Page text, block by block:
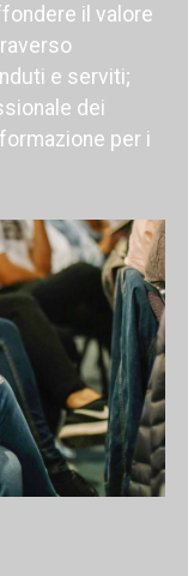
il valore
e serviti;
dei
per i